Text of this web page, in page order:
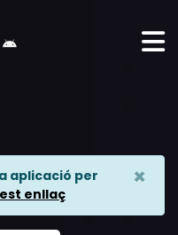
aplicació per
enllaç
×